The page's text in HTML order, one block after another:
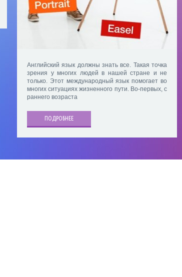
Английский язык должны знать все. Такая точка
зрения у многих людей в нашей стране и не
только. Этот международный язык помогает во
многих ситуациях жизненного пути. Во-первых, с
раннего возраста
ПОДРОБНЕЕ